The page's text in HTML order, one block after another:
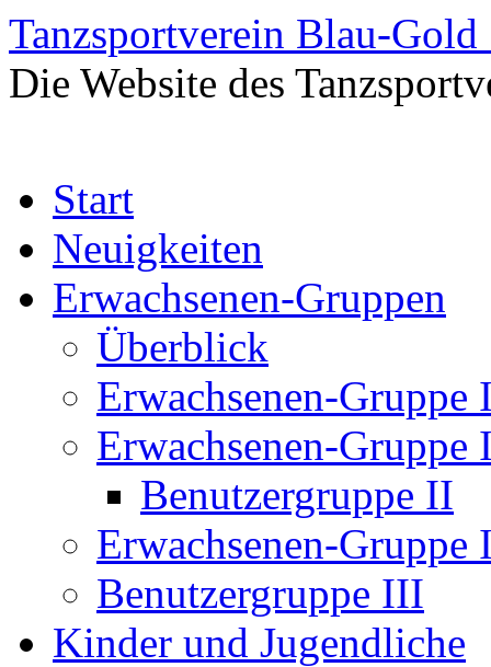
Tanzsportverein Blau-Gold
Die Website des
Inhalt
springenStart
Neuigkeiten
Erwachsenen-Gruppen
Überblick
Erwachsenen-Gruppe
Erwachsenen-Gruppe
Benutzergruppe II
Erwachsenen-Gruppe
Benutzergruppe III
Kinder und Jugendliche